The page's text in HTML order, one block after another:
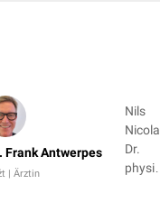
Frank Antwerpes
| Ärztin
Nils
Dr.